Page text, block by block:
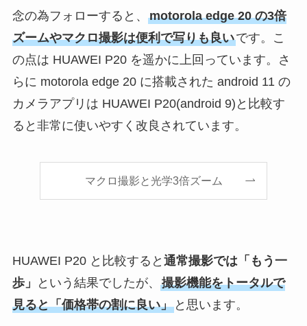
念の為フォローすると、 motorola edge 20 の3倍
ズームやマクロ撮影は便利で写りも良いです。こ
の点は HUAWEI P20 を遥かに上回っています。さ
らに motorola edge 20 に搭載された android 11 の
カメラアプリは HUAWEI P20(android 9)と比較す
ると非常に使いやすく改良されています。
マクロ撮影と光学3倍ズーム
HUAWEI P20 と比較すると 通常撮影では「もう一
歩」
という結果でしたが、 撮影機能をトータルで
見ると「価格帯の割に良い」と思います。